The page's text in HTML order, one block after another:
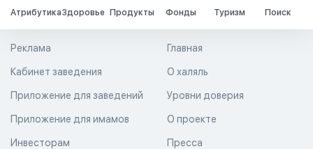
АтрибутикаЗдоровье Продукты Фонды Туризм Поиск
Главная
О халяль
Уровни доверия
Реклама
Кабинет заведения
Приложение для заведений
Приложение для имамов О проекте
Пресса
Инвесторам